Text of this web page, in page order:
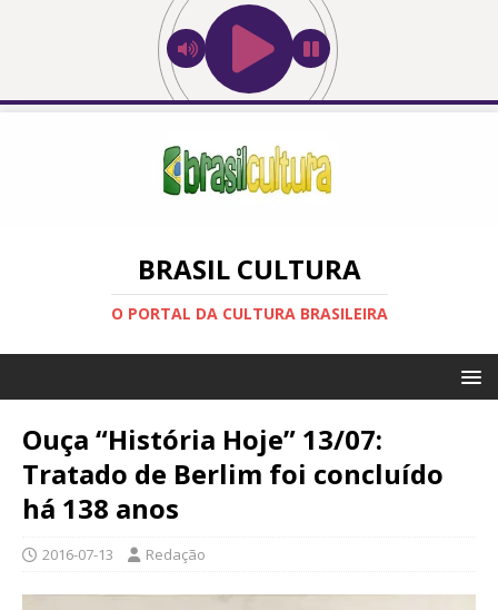
BRASIL CULTURA
O PORTAL DA CULTURA BRASILEIRA
Ouça “História Hoje” 13/07:
Tratado de Berlim foi concluído
há 138 anos
2016-07-13 Redação